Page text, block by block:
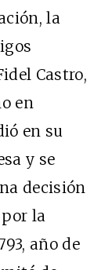
la
Castro,
en
en su
y se
decisión
la
año de